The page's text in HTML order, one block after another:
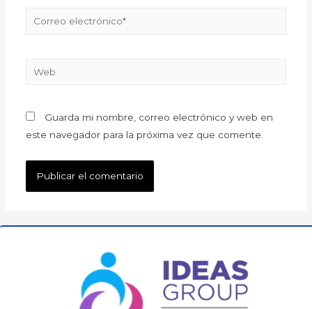
Guarda mi nombre, correo electrónico y web en
este navegador para la próxima vez que comente.